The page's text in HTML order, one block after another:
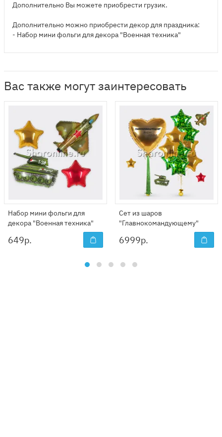
Дополнительно Вы можете приобрести грузик.
Дополнительно можно приобрести декор для праздника:
- Набор мини фольги для декора "Военная техника"
Вас также могут заинтересовать
Набор мини фольги для
декора "Военная техника"
649р.
Сет из шаров
"Главнокомандующему"
6999р.